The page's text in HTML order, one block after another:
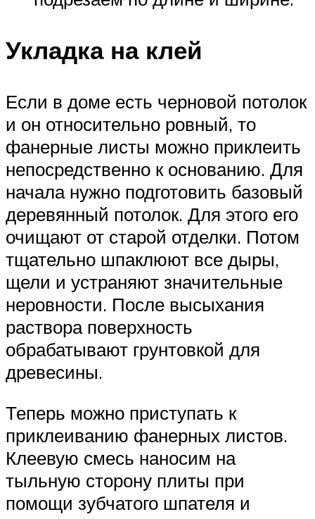
Укладка на клей
Если в доме есть черновой потолок
и он относительно ровный, то
фанерные листы можно приклеить
непосредственно к основанию. Для
начала нужно подготовить базовый
деревянный потолок. Для этого его
очищают от старой отделки. Потом
тщательно шпаклюют все дыры,
щели и устраняют значительные
неровности. После высыхания
раствора поверхность
обрабатывают грунтовкой для
древесины.
Теперь можно приступать к
приклеиванию фанерных листов.
Клеевую смесь наносим на
тыльную сторону плиты при
помощи зубчатого шпателя и